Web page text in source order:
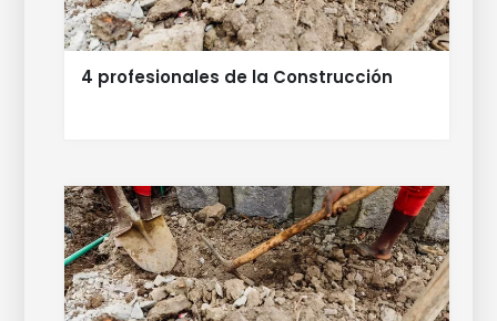
4 profesionales de la Construcción